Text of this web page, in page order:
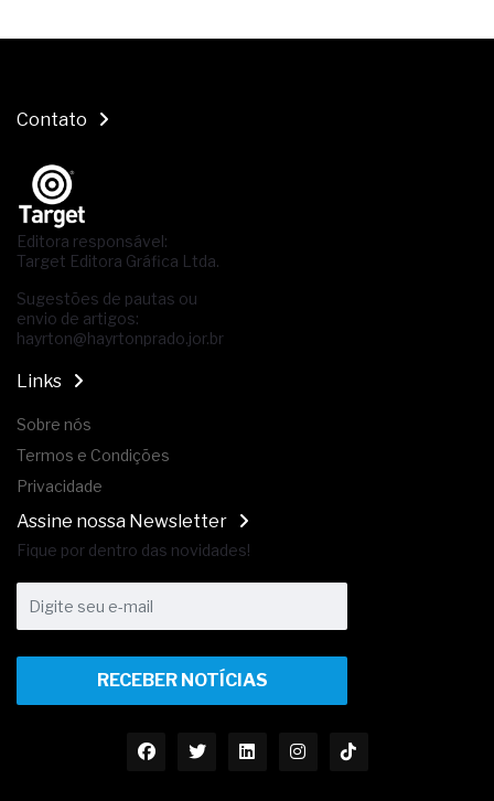
Contato
Editora responsável:
Target Editora Gráfica Ltda.
Sugestões de pautas ou
envio de artigos:
hayrton@hayrtonprado.jor.br
Links
Sobre nós
Termos e Condições
Privacidade
Assine nossa Newsletter
Fique por dentro das novidades!
RECEBER NOTÍCIAS